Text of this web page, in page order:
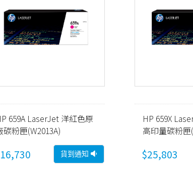
659A LaserJet 洋紅色原
碳粉匣(W2013A)
貨到通知
HP 659X
高印量碳粉匣
$25,803